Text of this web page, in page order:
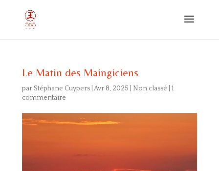
Le Matin des Maingiciens
parStéphane Cuypers| Avr 8, 2025 Non classé
1
commentaire